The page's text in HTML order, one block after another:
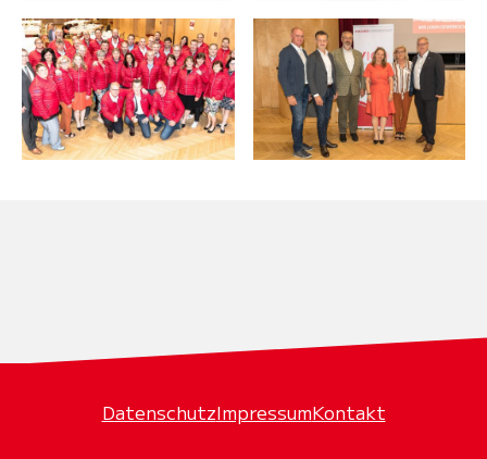
DatenschutzImpressumKontakt